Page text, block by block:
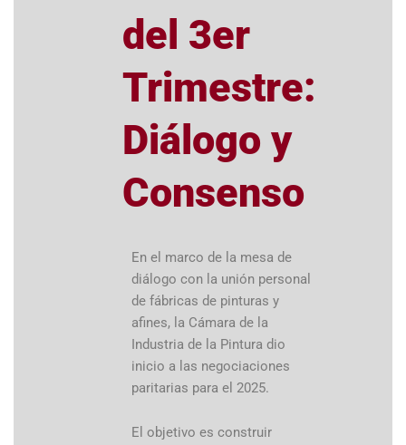
del 3er
Trimestre:
Diálogo y
Consenso
En el marco de la mesa de
diálogo con la unión personal
de fábricas de pinturas y
afines, la Cámara de la
Industria de la Pintura dio
inicio a las negociaciones
paritarias para el 2025.
El objetivo es construir